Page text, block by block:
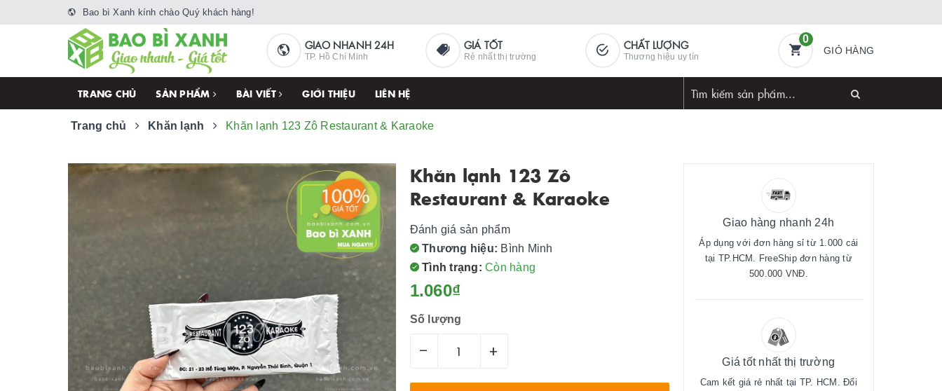
Bao bì Xanh kính chào Quý khách hàng!
GIAO NHANH 24H
TP. Hồ Chí Minh
GIÁ TỐT
Rẻ nhất thị trường
CHẤT LƯỢNG
Thương hiệu uy tín
0
GIỎ HÀNG
TRANG CHỦ SẢN PHẨM BÀI VIẾT GIỚI THIỆU LIÊN HỆ
Trang chủ Khăn lạnh Khăn lạnh 123 Zô Restaurant & Karaoke
Khăn lạnh 123 Zô
Restaurant & Karaoke
Đánh giá sản phẩm
Thương hiệu: Bình Minh
Tình trạng: Còn hàng
1.060₫
Số lượng
– +
Giao hàng nhanh 24h
Áp dụng với đơn hàng sỉ từ 1.000 cái
tại TP.HCM. FreeShip đơn hàng từ
500.000 VNĐ.
Giá tốt nhất thị trường
Cam kết giá rẻ nhất tại TP. HCM. Đổi